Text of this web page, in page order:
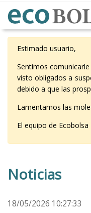
Estimado usuario,
Sentimos
visto obligados a
debido a que las
Lamentamos las
El equipo de Ecobolsa
Noticias
18/05/2026 10:27:33